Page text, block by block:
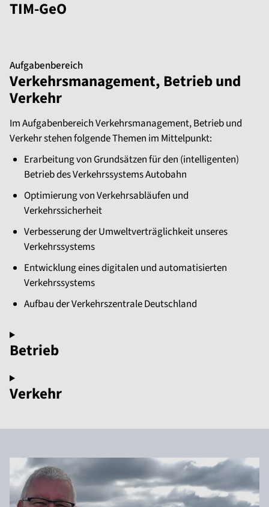
TIM-GeO
Aufgabenbereich
Verkehrsmanagement, Betrieb und
Verkehr
Im Aufgabenbereich Verkehrsmanagement, Betrieb und
Verkehr stehen folgende Themen im Mittelpunkt:
Erarbeitung von Grundsätzen für den (intelligenten)
Betrieb des Verkehrssystems Autobahn
Optimierung von Verkehrsabläufen und
Verkehrssicherheit
Verbesserung der Umweltverträglichkeit unseres
Verkehrssystems
Entwicklung eines digitalen und automatisierten
Verkehrssystems
Aufbau der Verkehrszentrale Deutschland
Betrieb
Verkehr